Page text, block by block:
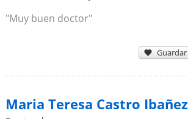
"Muy buen doctor"
Guardar
Maria Teresa Castro Ibañez